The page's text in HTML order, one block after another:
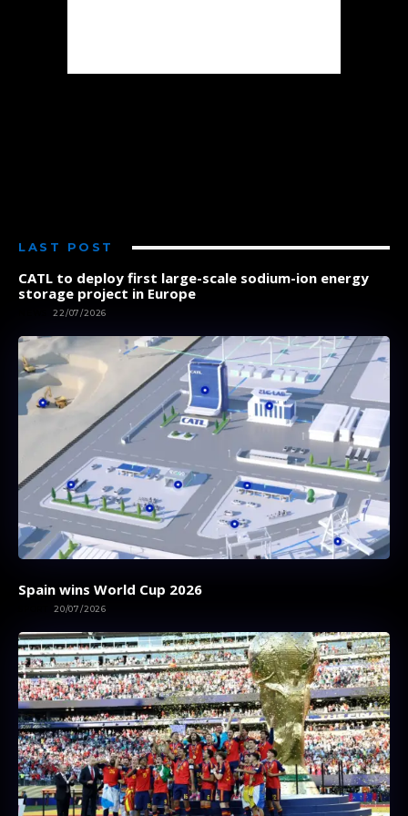
LAST POST
CATL to deploy first large-scale sodium-ion energy
storage project in Europe
22/07/2026
Spain wins World Cup 2026
20/07/2026